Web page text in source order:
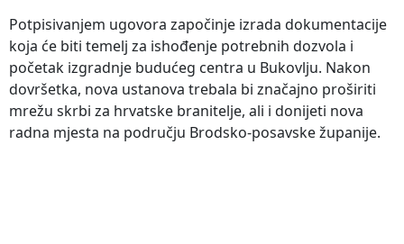
Potpisivanjem ugovora započinje izrada dokumentacije
koja će biti temelj za ishođenje potrebnih dozvola i
početak izgradnje budućeg centra u Bukovlju. Nakon
dovršetka, nova ustanova trebala bi značajno proširiti
mrežu skrbi za hrvatske branitelje, ali i donijeti nova
radna mjesta na području Brodsko-posavske županije.